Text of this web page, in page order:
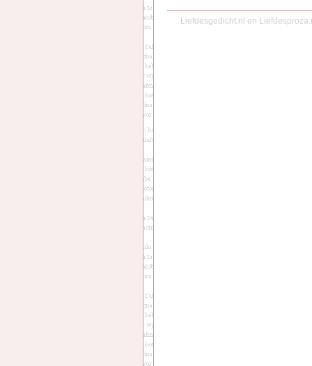
Liefdesgedicht.nl en